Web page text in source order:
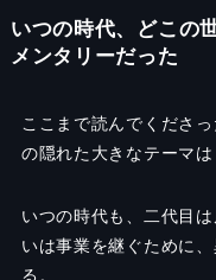
いつの時代、どこの
メンタリーだった
ここまで読んでくださ
の隠れた大きなテーマ
いつの時代も、二代目
いは事業を継ぐために
る。